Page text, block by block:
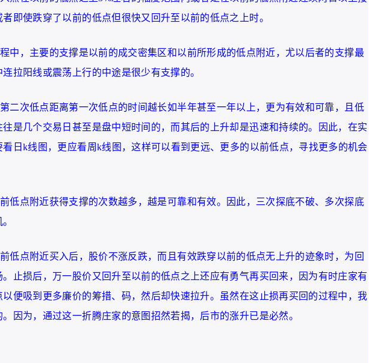
即使跌穿了以前的低点但很快又回升至以前的低点之上时。
程中，主要的支撑是以前的成交密集区和以前所形成的低点附近，尤以后者的支撑最
拉阳线或震荡上行的中途是很少有支撑的。
第二次低点距离第一次低点的时间越长如半年甚至一年以上，更为有效和可靠，且低
是几个交易日甚至是盘中短时间的，而其后的上升却是迅速和持续的。因此，在实
看日k线图，更应看周k线图，这样可以看到更远、更多的以前低点，寻找更多的机会
前低点附近获得支撑的次数越多，越是可靠和有效。因此，三次探底不破、多次探底
前低点附近买入后，股价不涨反跌，而且有效跌穿以前的低点无上升的迹象时，为回
止损后，万一股价又回升至以前的低点之上还应有勇气再买回来，因为有时庄家有
便吸到更多廉价的筹措、码，然后却快速拉升。虽然在这止损再买回的过程中，我
因为，通过这一折腾庄家的意图招然若揭，后市的涨升已是必然。